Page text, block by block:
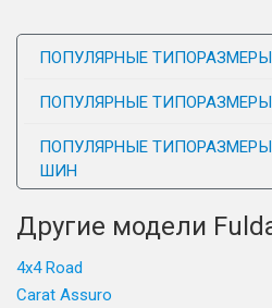
ПОПУЛЯРНЫЕ
ПОПУЛЯРНЫЕ
ПОПУЛЯРНЫЕ
ШИН
Другие модели
4x4 Road
Carat Assuro